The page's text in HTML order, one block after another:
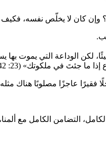
لا يخلّص نفسه، فكيف يخلّص
لكن الوداعة التي يموت
ما جئتَ في ملكوتك» (23: 42).
فقيرًا عاجزًا مصلوبًا هناك
التضامن الكامل مع